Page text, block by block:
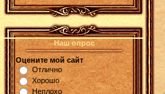
Наш опрос
Оцените мой сайт
Отлично
Хорошо
Неплохо